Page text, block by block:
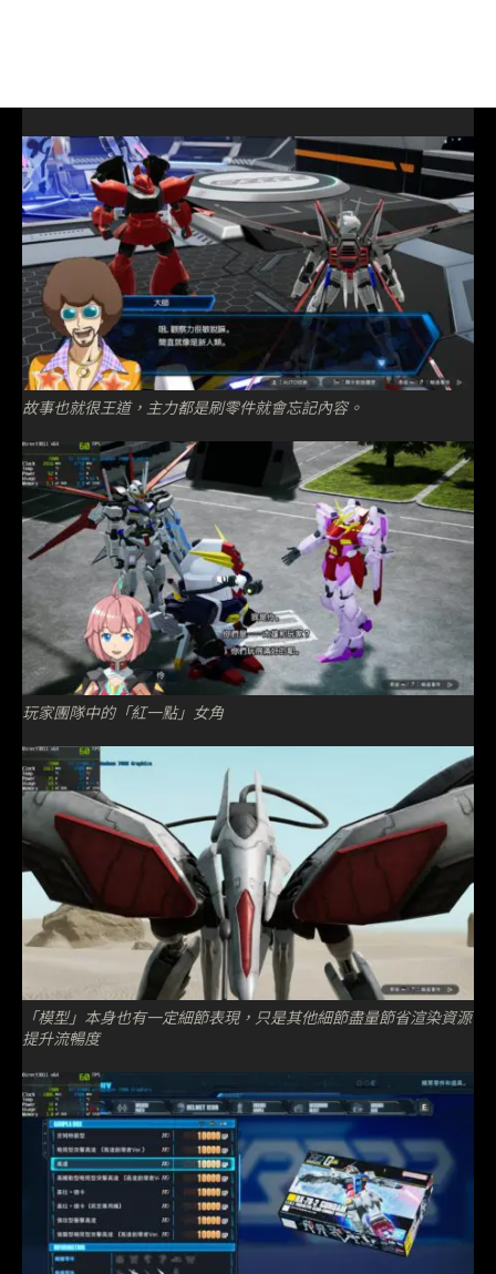
故事也就很王道，主力都是刷零件就會忘記內容。
玩家團隊中的「紅一點」女角
「模型」本身也有一定細節表現，只是其他細節盡量節省渲染資源
提升流暢度